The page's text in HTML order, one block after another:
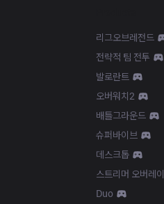
리그오브레전드
전략적 팀 전투
발로란트
오버워치2
배틀그라운드
슈퍼바이브
데스크톱
스트리머 오버레이
Duo